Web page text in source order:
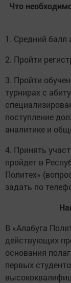
Что
1. Средний балл
2. Пройти
3. Пройти
турнирах с
поступление
аналитике и
4. Принять
пройдет в
Политех»
задать по
В «Алабуга
действующих
основания
первых